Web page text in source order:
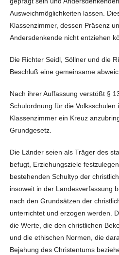
Ausweichmöglichkeiten lassen.
Klassenzimmer, dessen Präsenz
Andersdenkende nicht entziehen
Die Richter Seidl, Söllner und die
Beschluß eine gemeinsame
Nach ihrer Auffassung verstößt §
Schulordnung für die Volksschulen
Klassenzimmer ein Kreuz
Grundgesetz.
Die Länder seien als Träger des
befugt, Erziehungsziele
bestehenden Schultyp der
insoweit in der Landesverfassung
nach den Grundsätzen der
unterrichtet und erzogen werden.
die Werte, die den christlichen
und die ethischen Normen, die
Bejahung des Christentums